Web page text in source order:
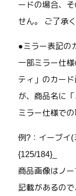
ードの場合、
せん。 ご了承
●ミラー表記の
一部ミラー仕
ティ」のカー
が、商品名に
ミラー仕様での
例?：イーブイ(
{125/184}_
商品画像はノ
記載があるの